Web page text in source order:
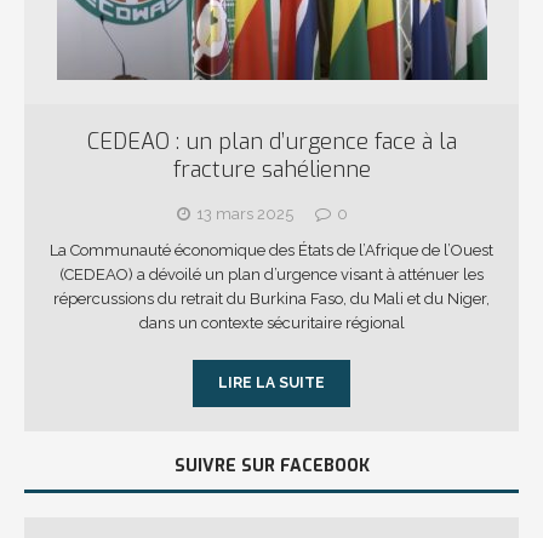
CEDEAO : un plan d’urgence face à la
fracture sahélienne
13 mars 2025
0
La Communauté économique des États de l’Afrique de l’Ouest
(CEDEAO) a dévoilé un plan d’urgence visant à atténuer les
répercussions du retrait du Burkina Faso, du Mali et du Niger,
dans un contexte sécuritaire régional
LIRE LA SUITE
SUIVRE SUR FACEBOOK